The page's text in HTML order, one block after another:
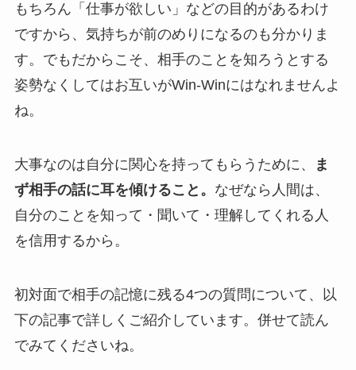
もちろん「仕事が欲しい」などの目的があるわけ
ですから、気持ちが前のめりになるのも分かりま
す。でもだからこそ、相手のことを知ろうとする
姿勢なくしてはお互いがWin-Winにはなれませんよ
ね。
大事なのは自分に関心を持ってもらうために、
ま
ず相手の話に耳を傾けること。 なぜなら人間は、
自分のことを知って・聞いて・理解してくれる人
を信用するから。
初対面で相手の記憶に残る4つの質問について、以
下の記事で詳しくご紹介しています。併せて読ん
でみてくださいね。